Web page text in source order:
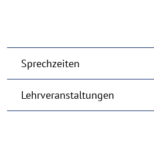
Sprechzeiten
Lehrveranstaltungen